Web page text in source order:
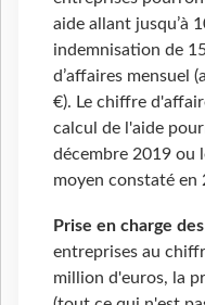
aide allant jusqu’à
indemnisation de
d’affaires mensuel
€). Le chiffre
calcul de l'aide
décembre 2019 ou
moyen constaté en
Prise en charge
entreprises au
million d'euros, la